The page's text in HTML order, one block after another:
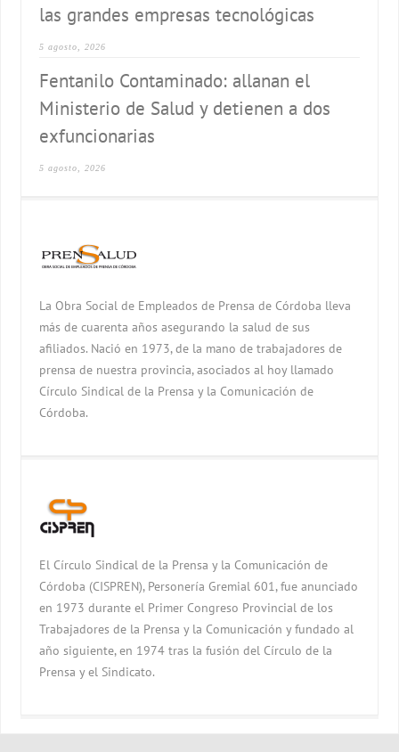
las grandes empresas tecnológicas
5 agosto, 2026
Fentanilo Contaminado: allanan el
Ministerio de Salud y detienen a dos
exfuncionarias
5 agosto, 2026
La Obra Social de Empleados de Prensa de Córdoba lleva
más de cuarenta años asegurando la salud de sus
afiliados. Nació en 1973, de la mano de trabajadores de
prensa de nuestra provincia, asociados al hoy llamado
Círculo Sindical de la Prensa y la Comunicación de
Córdoba.
El Círculo Sindical de la Prensa y la Comunicación de
Córdoba (CISPREN), Personería Gremial 601, fue anunciado
en 1973 durante el Primer Congreso Provincial de los
Trabajadores de la Prensa y la Comunicación y fundado al
año siguiente, en 1974 tras la fusión del Círculo de la
Prensa y el Sindicato.